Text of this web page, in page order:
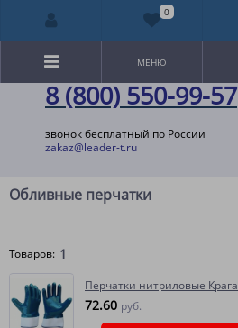
8 (800) 550-99-57
звонок бесплатный по России
zakaz@leader-t.ru
МЕНЮ
Обливные перчатки
Товаров: 1
Перчатки нитриловые Крага
72.60 руб.
0